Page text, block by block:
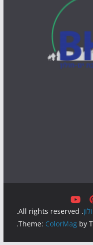
. All rights reserved.
Theme: ColorMag by
.